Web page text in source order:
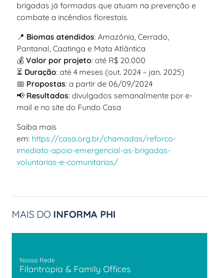
brigadas já formadas que atuam na prevenção e
combate a incêndios florestais.
📍 Biomas atendidos: Amazônia, Cerrado,
Pantanal, Caatinga e Mata Atlântica
💰 Valor por projeto: até R$ 20.000
⏳ Duração: até 4 meses (out. 2024 – jan. 2025)
📅 Propostas: a partir de 06/09/2024
📢 Resultados: divulgados semanalmente por e-
mail e no site do Fundo Casa
Saiba mais
em: https://casa.org.br/chamadas/reforco-
imediato-apoio-emergencial-as-brigadas-
voluntarias-e-comunitarias/
MAIS DO INFORMA PHI
Nossa Rede
Filantropia & Family Offices